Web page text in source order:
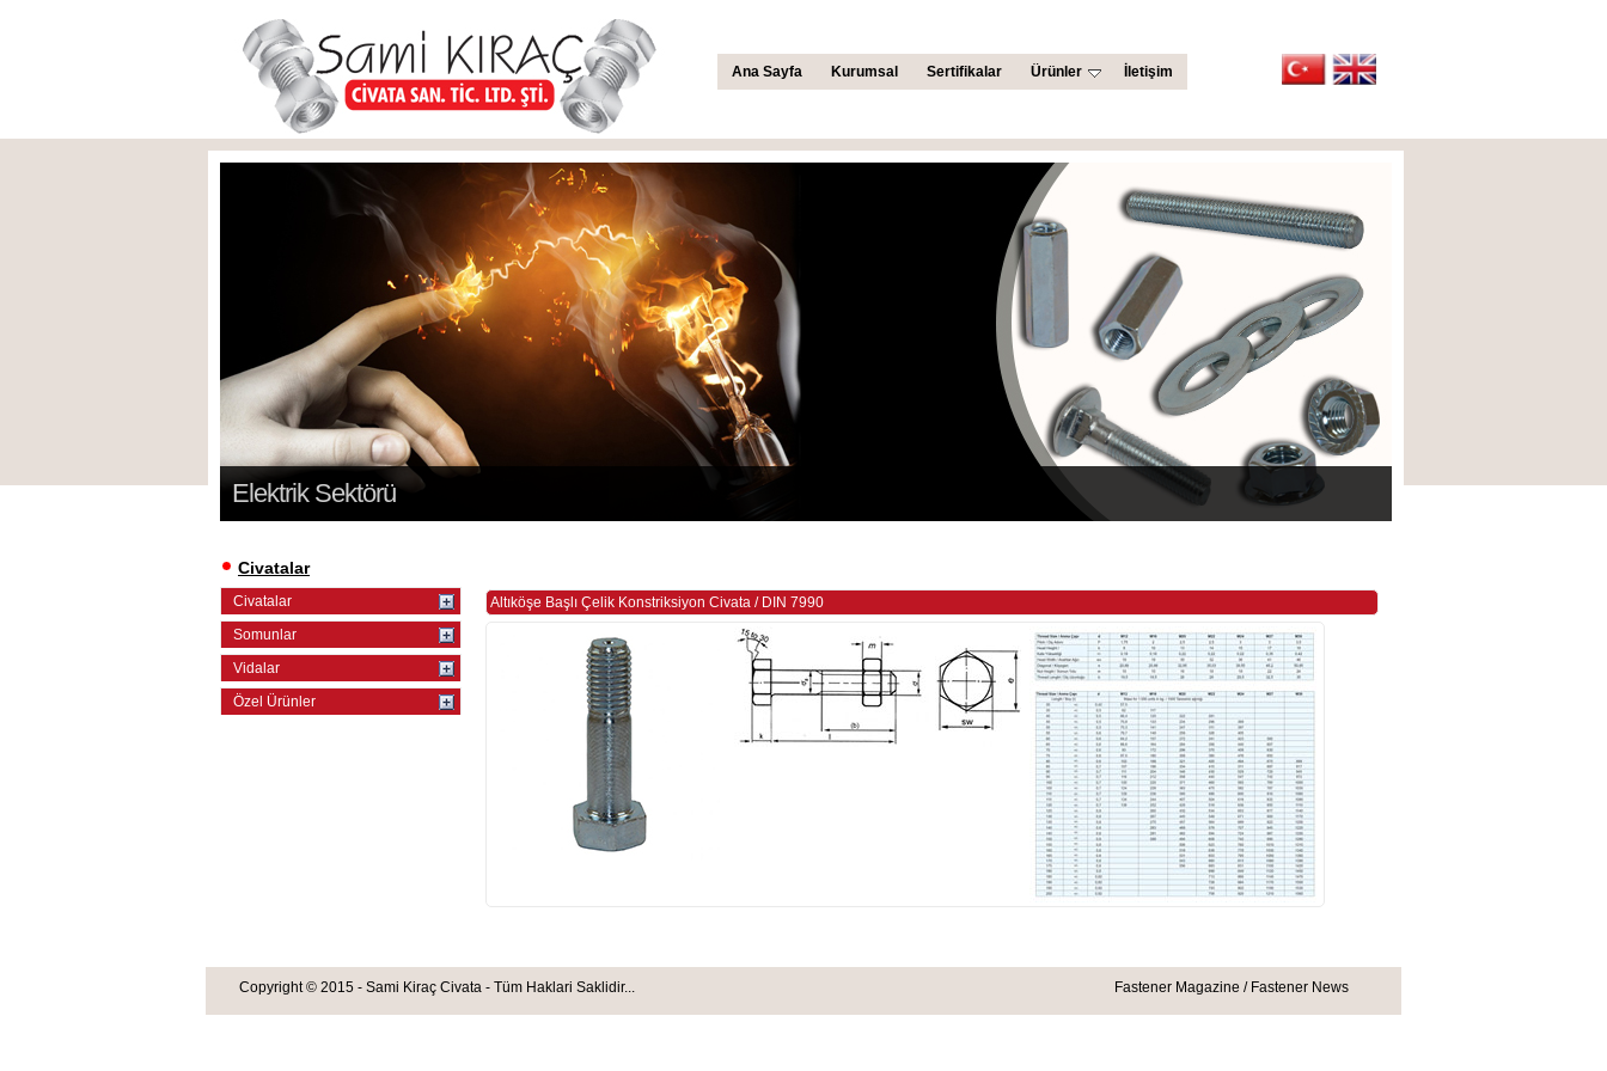
Ana Sayfa Kurumsal Sertifikalar Ürünler İletişim
Elektrik Sektörü
Civatalar
Civatalar
Somunlar
Vidalar
Özel Ürünler
Altıköşe Başlı Çelik Konstriksiyon Civata /DIN 7990
Copyright © 2015 - Sami Kiraç Civata - Tüm Haklari Saklidir... Fastener Magazine / Fastener News